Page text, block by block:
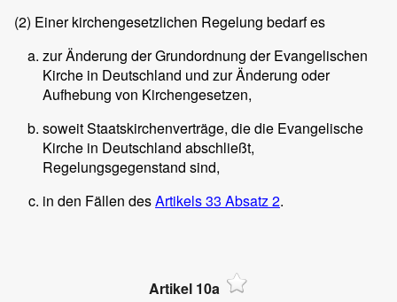
(2) Einer kirchengesetzlichen Regelung bedarf es
zur Änderung der Grundordnung der Evangelischen
Kirche in Deutschland und zur Änderung oder
Aufhebung von Kirchengesetzen,
soweit Staatskirchenverträge, die die Evangelische
Kirche in Deutschland abschließt,
Regelungsgegenstand sind,
in den Fällen desArtikels 33 Absatz 2.
Artikel 10a